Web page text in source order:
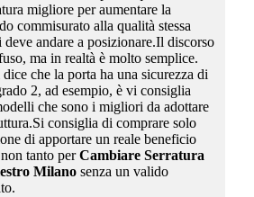
migliore per aumentare la
commisurato alla qualità stessa
deve andare a posizionare.Il discorso
ma in realtà è molto semplice.
che la porta ha una sicurezza di
2, ad esempio, è vi consiglia
che sono i migliori da adottare
consiglia di comprare solo
di apportare un reale beneficio
tanto perCambiare Serratura
Milanosenza un valido